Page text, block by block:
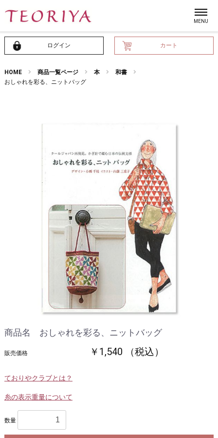
ログイン カート
HOME 商品一覧ページ 本
和書
おしゃれを彩る、ニットバッグ
商品名 おしゃれを彩る、ニットバッグ
販売価格 ￥1,540 （税込）
ておりやクラブとは？
糸の表示重量について
数量